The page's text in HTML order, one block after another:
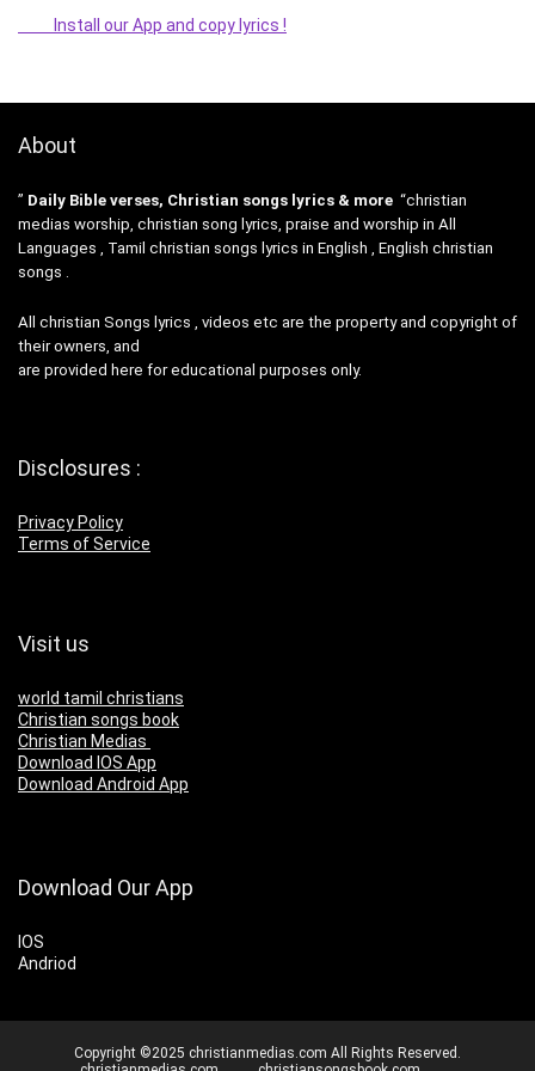
Install our App and copy lyrics !
About
” Daily Bible verses, Christian songs lyrics & more “christian
medias worship, christian song lyrics, praise and worship in All
Languages , Tamil christian songs lyrics in English , English christian
songs .
All christian Songs lyrics , videos etc are the property and copyright of
their owners, and
are provided here for educational purposes only.
Disclosures :
Privacy Policy
Terms of Service
Visit us
world tamil christians
Christian songs book
Christian Medias
Download IOS App
Download Android App
Download Our App
IOS
Andriod
Copyright ©2025 christianmedias.com All Rights Reserved.